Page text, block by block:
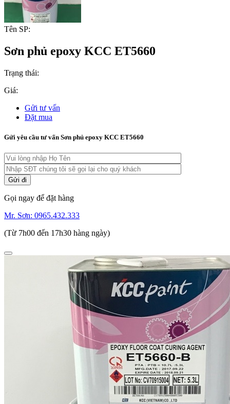
Tên SP:
Sơn phủ epoxy KCC ET5660
Trạng thái:
Giá:
Gửi tư vấn
Đặt mua
Gửi yêu cầu tư vấn Sơn phủ epoxy KCC ET5660
Gọi ngay để đặt hàng
Mr. Sơn: 0965.432.333
(Từ 7h00 đến 17h30 hàng ngày)